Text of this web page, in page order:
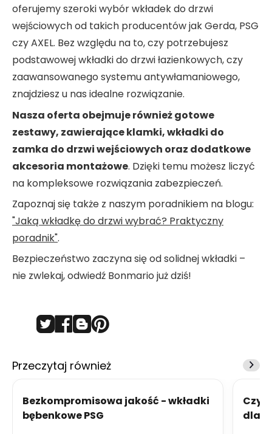
oferujemy szeroki wybór wkładek do drzwi
wejściowych od takich producentów jak Gerda, PSG
czy AXEL. Bez względu na to, czy potrzebujesz
podstawowej wkładki do drzwi łazienkowych, czy
zaawansowanego systemu antywłamaniowego,
znajdziesz u nas idealne rozwiązanie.
Nasza oferta obejmuje również gotowe
zestawy, zawierające klamki, wkładki do
zamka do drzwi wejściowych oraz dodatkowe
akcesoria montażowe. Dzięki temu możesz liczyć
na kompleksowe rozwiązania zabezpieczeń.
Zapoznaj się także z naszym poradnikiem na blogu:
"Jaką wkładkę do drzwi wybrać? Praktyczny
poradnik".
Bezpieczeństwo zaczyna się od solidnej wkładki –
nie zwlekaj, odwiedź Bonmario już dziś!
Przeczytaj również
Bezkompromisowa jakość - wkładki
bębenkowe PSG